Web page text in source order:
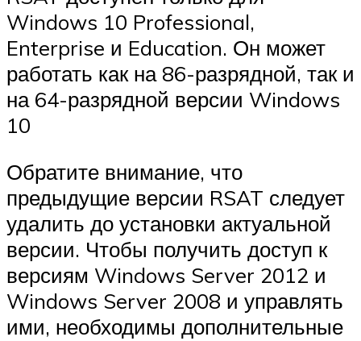
Windows 10 Professional,
Enterprise и Education. Он может
работать как на 86-разрядной, так и
на 64-разрядной версии Windows
10
Обратите внимание, что
предыдущие версии RSAT следует
удалить до установки актуальной
версии. Чтобы получить доступ к
версиям Windows Server 2012 и
Windows Server 2008 и управлять
ими, необходимы дополнительные